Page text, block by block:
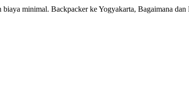
biaya minimal. Backpacker ke Yogyakarta, Bagaimana